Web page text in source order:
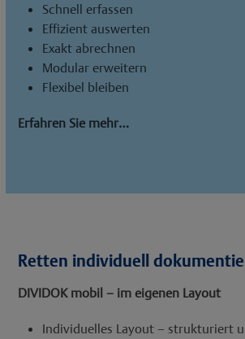
Schnell erfassen
Effizient auswerten
Exakt abrechnen
Modular erweitern
Flexibel bleiben
Erfahren Sie mehr…
Retten individuell
DIVIDOK mobil – im eigenen Layout
Individuelles Layout – strukturiert